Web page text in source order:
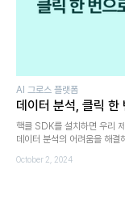
AI 그로스 플랫폼
데이터 분석, 클릭 한
핵클 SDK를 설치하면 우리
데이터 분석의 어려움을 해결
October 2, 2024